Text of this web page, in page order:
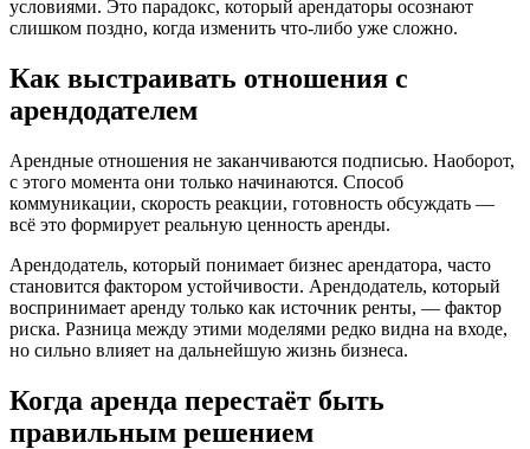
условиями. Это парадокс, который арендаторы осознают
слишком поздно, когда изменить что-либо уже сложно.
Как выстраивать отношения с
арендодателем
Арендные отношения не заканчиваются подписью. Наоборот,
с этого момента они только начинаются. Способ
коммуникации, скорость реакции, готовность обсуждать —
всё это формирует реальную ценность аренды.
Арендодатель, который понимает бизнес арендатора, часто
становится фактором устойчивости. Арендодатель, который
воспринимает аренду только как источник ренты, — фактор
риска. Разница между этими моделями редко видна на входе,
но сильно влияет на дальнейшую жизнь бизнеса.
Когда аренда перестаёт быть
правильным решением